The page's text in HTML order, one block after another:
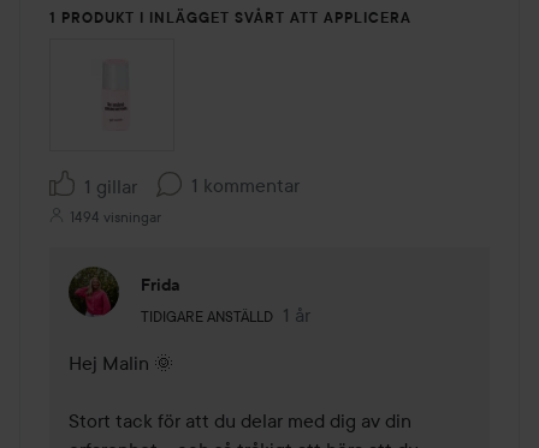
1 PRODUKT I INLÄGGET SVÅRT ATT APPLICERA
1 gillar 1 kommentar
1494 visningar
Frida
TIDIGARE ANSTÄLLD
Användarens roll: Tidigare anställd.
1 år
Kommentaren lades 1 år
Hej Malin 🌞
Stort tack för att du delar med dig av din